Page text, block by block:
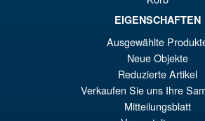
VORBESTELLUNGEN
EIGENSCHAFTEN
Ausgewählte
Neue Objekte
Reduzierte Artikel
Verkaufen Sie uns Ihre
Mitteilungsblatt